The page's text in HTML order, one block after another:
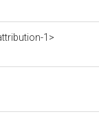
1>